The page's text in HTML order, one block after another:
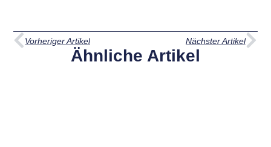
Vorheriger Artikel Nächster Artikel
Ähnliche Artikel